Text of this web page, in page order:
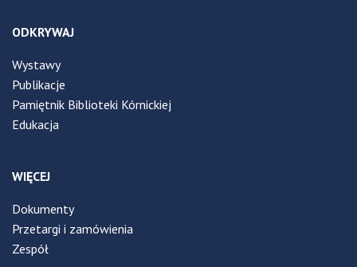
ODKRYWAJ
Wystawy
Publikacje
Pamiętnik Biblioteki Kórnickiej
Edukacja
WIĘCEJ
Dokumenty
Przetargi i zamówienia
Zespół